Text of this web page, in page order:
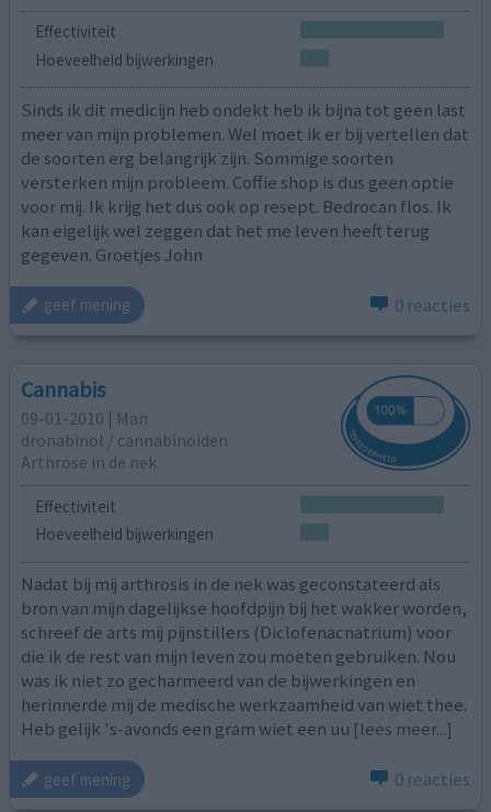
Effectiviteit
Hoeveelheid bijwerkingen
Sinds ik dit medicijn heb ondekt heb ik bijna tot geen last
meer van mijn problemen. Wel moet ik er bij vertellen dat
de soorten erg belangrijk zijn. Sommige soorten
versterken mijn probleem. Coffie shop is dus geen optie
voor mij. Ik krijg het dus ook op resept. Bedrocan flos. Ik
kan eigelijk wel zeggen dat het me leven heeft terug
gegeven. Groetjes John
geef mening 0 reacties
Cannabis
09-01-2010 | Man
dronabinol / cannabinoiden
Arthrose in de nek
Effectiviteit
Hoeveelheid bijwerkingen
Nadat bij mij arthrosis in de nek was geconstateerd als
bron van mijn dagelijkse hoofdpijn bij het wakker worden,
schreef de arts mij pijnstillers (Diclofenacnatrium) voor
die ik de rest van mijn leven zou moeten gebruiken. Nou
was ik niet zo gecharmeerd van de bijwerkingen en
herinnerde mij de medische werkzaamheid van wiet thee.
Heb gelijk 's-avonds een gram wiet een uu [lees meer...]
geef mening 0 reacties